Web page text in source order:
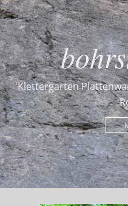
'Klettergarten